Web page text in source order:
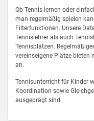
Ob Tennis lernen oder
man regelmäßig spielen
Filterfunktionen. Unsere
Tennislehrer als auch
Tennisplätzen.
vereinseigene Plätze bieten
an.
Tennisunterricht für Kinder
Koordination sowie
ausgeprägt sind.